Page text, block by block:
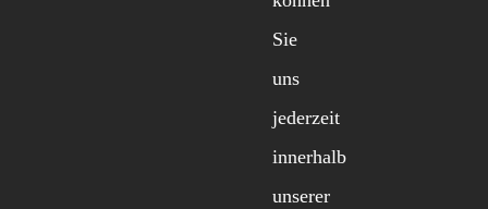
Sie
uns
jederzeit
innerhalb
unserer